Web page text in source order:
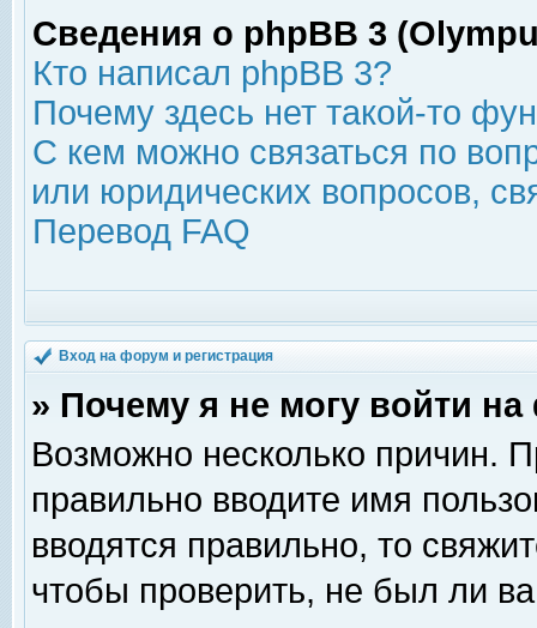
Сведения о phpBB 3
Кто написал phpBB 3?
Почему здесь нет такой-то
С кем можно связаться по
или юридических вопросов,
Перевод FAQ
Вход на форум и регистрация
» Почему я не могу войти
Возможно несколько причин.
правильно вводите имя
вводятся правильно, то
чтобы проверить, не был ли